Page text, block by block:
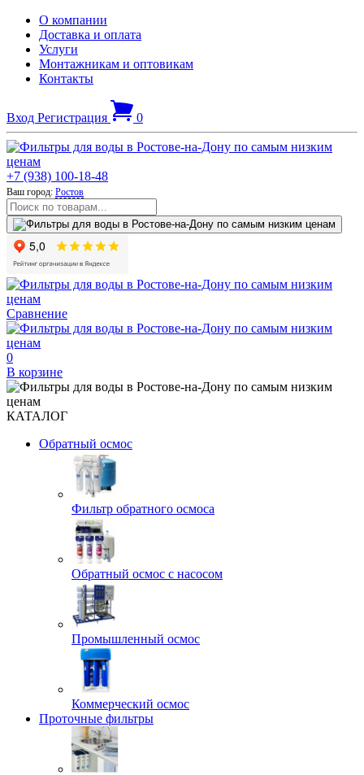
О компании
Доставка и оплата
Услуги
Монтажникам и оптовикам
Контакты
Вход Регистрация 0
+7 (938) 100-18-48
Ваш город: Ростов
Сравнение
0
В корзине
КАТАЛОГ
Обратный осмос
Фильтр обратного осмоса
Обратный осмос с насосом
Промышленный осмос
Коммерческий осмос
Проточные фильтры